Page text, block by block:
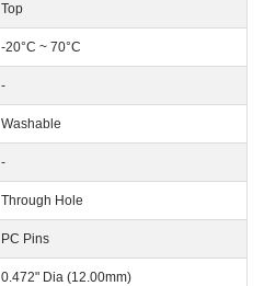
Top
-20°C ~ 70°C
-
Washable
-
Through Hole
PC Pins
0.472" Dia (12.00mm)